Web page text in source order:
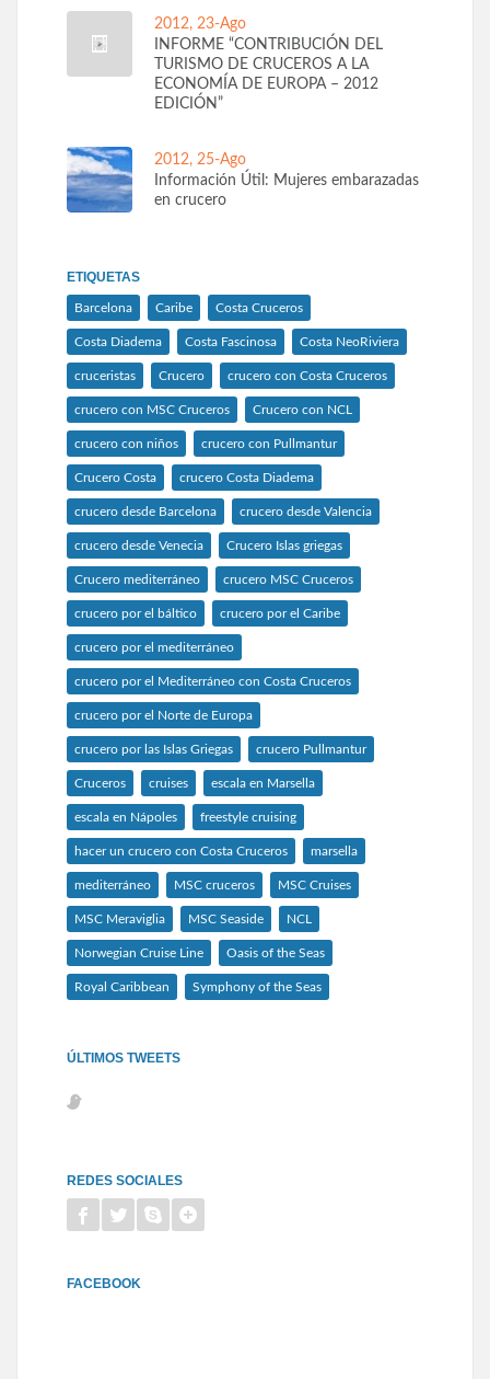
2012, 23-Ago
INFORME “CONTRIBUCIÓN DEL
TURISMO DE CRUCEROS A LA
ECONOMÍA DE EUROPA – 2012
EDICIÓN”
2012, 25-Ago
Información Útil: Mujeres embarazadas
en crucero
ETIQUETAS
Barcelona Caribe Costa Cruceros
Costa Diadema Costa Fascinosa Costa NeoRiviera
cruceristas Crucero crucero con Costa Cruceros
crucero con MSC Cruceros Crucero con NCL
crucero con niños crucero con Pullmantur
Crucero Costa crucero Costa Diadema
crucero desde Barcelona crucero desde Valencia
crucero desde Venecia Crucero Islas griegas
Crucero mediterráneo crucero MSC Cruceros
crucero por el báltico crucero por el Caribe
crucero por el mediterráneo
crucero por el Mediterráneo con Costa Cruceros
crucero por el Norte de Europa
crucero por las Islas Griegas crucero Pullmantur
Cruceros cruises escala en Marsella
escala en Nápoles freestyle cruising
hacer un crucero con Costa Cruceros marsella
mediterráneo MSC cruceros MSC Cruises
MSC Meraviglia MSC Seaside NCL
Norwegian Cruise Line Oasis of the Seas
Royal Caribbean Symphony of the Seas
ÚLTIMOS TWEETS
REDES SOCIALES
FACEBOOK